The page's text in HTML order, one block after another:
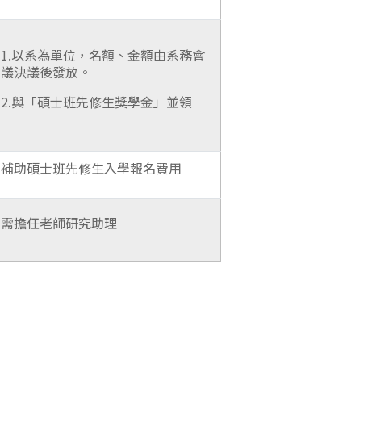
1.以系為單位，名額、金額由系務會
議決議後發放。
2.與「碩士班先修生獎學金」並領
補助碩士班先修生入學報名費用
需擔任老師研究助理